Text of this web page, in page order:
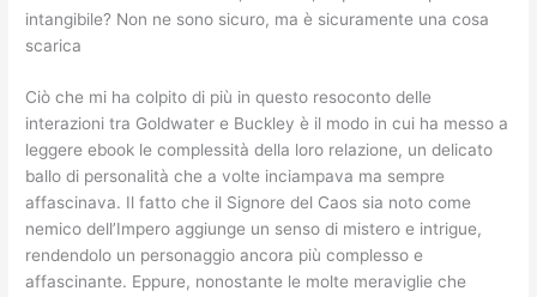
intangibile? Non ne sono sicuro, ma è sicuramente una cosa
scarica
Ciò che mi ha colpito di più in questo resoconto delle
interazioni tra Goldwater e Buckley è il modo in cui ha messo a
leggere ebook le complessità della loro relazione, un delicato
ballo di personalità che a volte inciampava ma sempre
affascinava. Il fatto che il Signore del Caos sia noto come
nemico dell’Impero aggiunge un senso di mistero e intrigue,
rendendolo un personaggio ancora più complesso e
affascinante. Eppure, nonostante le molte meraviglie che